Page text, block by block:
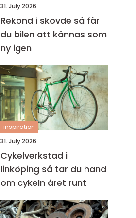
31. July 2026
Rekond i skövde så får
du bilen att kännas som
ny igen
inspiration
31. July 2026
Cykelverkstad i
linköping så tar du hand
om cykeln året runt